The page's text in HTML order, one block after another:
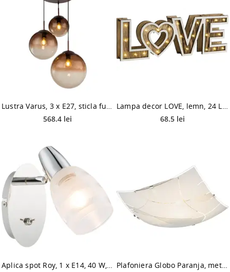
Lustra Varus, 3 x E27, sticla fumurie-maro, 1200 x 510 mm
568.4 lei
Lampa decor LOVE, lemn, 24 LED, 0,06W, 300 x 100 mm
68.5 lei
Aplica spot Roy, 1 x E14, 40 W, crom satin Plafoniera Globo Paranja, metal, E27, alb/satinat, 40 x 40 cm, 60 w